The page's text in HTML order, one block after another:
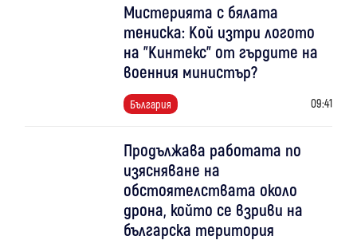
Мистерията с бялата
тениска: Кой изтри логото
на "Кинтекс" от гърдите на
военния министър?
България 09:41
Продължава работата по
изясняване на
обстоятелствата около
дрона, който се взриви на
българска територия